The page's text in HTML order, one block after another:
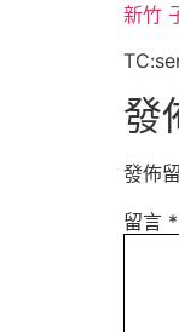
新竹
發
發佈
留言 *